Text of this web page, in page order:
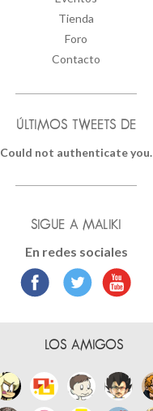
Tienda
Foro
Contacto
ÚLTIMOS TWEETS DE
Could not authenticate you.
SIGUE A MALIKI
En redes sociales
LOS AMIGOS